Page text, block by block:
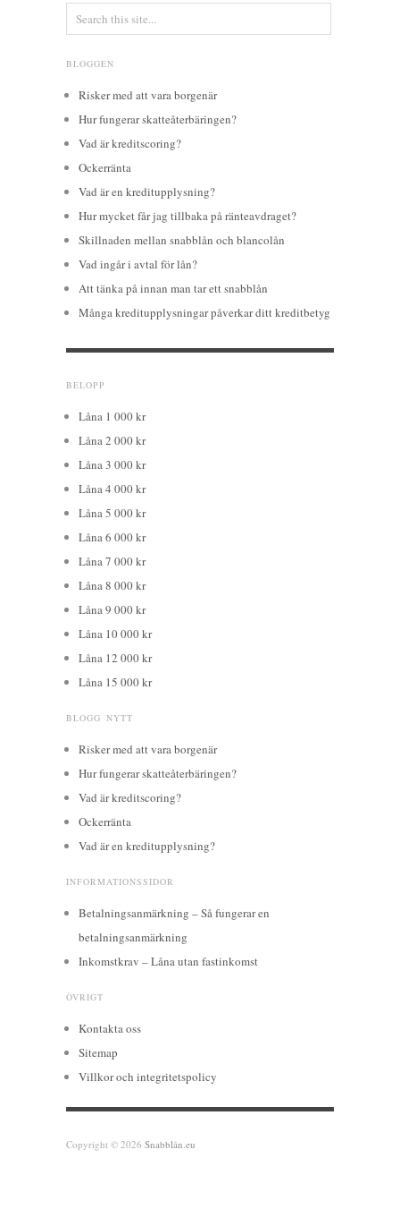
BLOGGEN
Risker med att vara borgenär
Hur fungerar skatteåterbäringen?
Vad är kreditscoring?
Ockerränta
Vad är en kreditupplysning?
Hur mycket får jag tillbaka på ränteavdraget?
Skillnaden mellan snabblån och blancolån
Vad ingår i avtal för lån?
Att tänka på innan man tar ett snabblån
Många kreditupplysningar påverkar ditt kreditbetyg
BELOPP
Låna 1 000 kr
Låna 2 000 kr
Låna 3 000 kr
Låna 4 000 kr
Låna 5 000 kr
Låna 6 000 kr
Låna 7 000 kr
Låna 8 000 kr
Låna 9 000 kr
Låna 10 000 kr
Låna 12 000 kr
Låna 15 000 kr
BLOGG NYTT
Risker med att vara borgenär
Hur fungerar skatteåterbäringen?
Vad är kreditscoring?
Ockerränta
Vad är en kreditupplysning?
INFORMATIONSSIDOR
Betalningsanmärkning – Så fungerar en
betalningsanmärkning
Inkomstkrav – Låna utan fastinkomst
ÖVRIGT
Kontakta oss
Sitemap
Villkor och integritetspolicy
Copyright © 2026 Snabblån.eu